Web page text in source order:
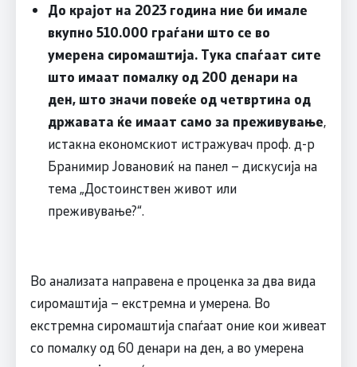
До крајот на 2023 година ние би имале
вкупно 510.000 граѓани што се во
умерена сиромаштија. Тука спаѓаат сите
што имаат помалку од 200 денари на
ден, што значи повеќе од четвртина од
државата ќе имаат само за преживување,
истакна економскиот истражувач проф. д-р
Бранимир Јовановиќ на панел – дискусија на
тема „Достоинствен живот или
преживување?“.
Во анализата направена е проценка за два вида
сиромаштија – екстремна и умерена. Во
екстремна сиромаштија спаѓаат оние кои живеат
со помалку од 60 денари на ден, а во умерена